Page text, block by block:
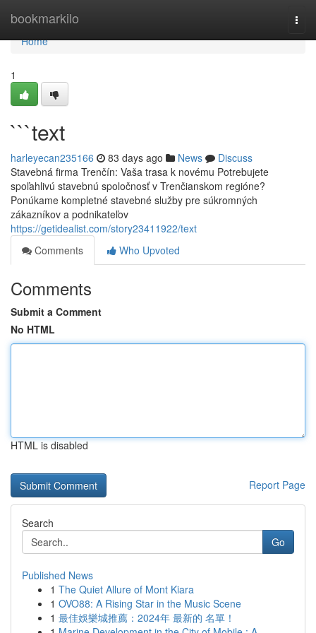
bookmarkilo
Home
Home
1
```text
harleyecan235166 83 days ago News
Discuss
Stavebná firma Trenčín: Vaša trasa k novému Potrebujete
spoľahlivú stavebnú spoločnosť v Trenčianskom regióne?
Ponúkame kompletné stavebné služby pre súkromných
zákazníkov a podnikateľov
https://getidealist.com/story23411922/text
Comments
Who Upvoted
Comments
Submit a Comment
No HTML
HTML is disabled
Report Page
Search
Go
Published News
1 The Quiet Allure of Mont Kiara
1 OVO88: A Rising Star in the Music Scene
1 最佳娛樂城推薦：2024年 最新的 名單！